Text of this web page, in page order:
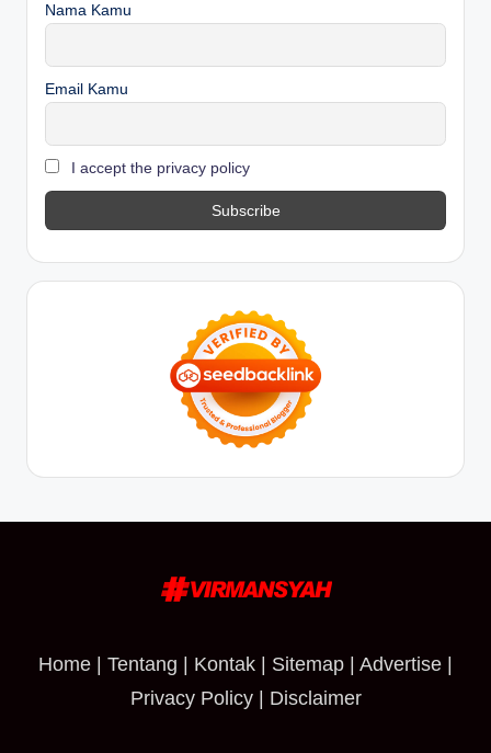
Nama Kamu
Email Kamu
I accept the privacy policy
Home Tentang Kontak Sitemap Advertise
Privacy Policy| Disclaimer